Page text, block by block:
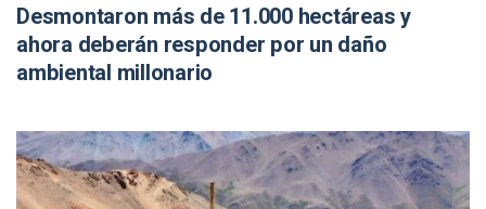
Desmontaron más de 11.000 hectáreas y
ahora deberán responder por un daño
ambiental millonario